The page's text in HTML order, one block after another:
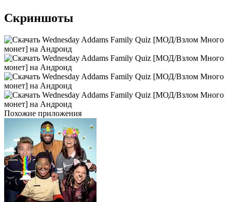
Скриншоты
Похожие приложения